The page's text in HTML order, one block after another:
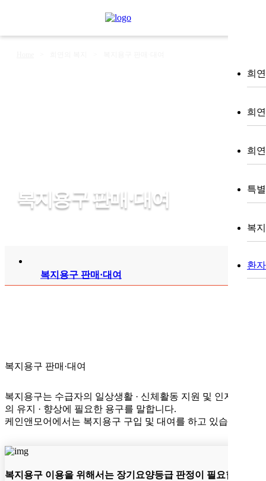
희
희
희
특
복
환
복지용구 판매·대여
복지용구 판매·대여
복지용구 판매·대여
복지용구는 수급자의 일상생활 · 신체활동 지원 및 인지기능
의 유지 · 향상에 필요한 용구를 말합니다.
케인앤모어에서는 복지용구 구입 및 대여를 하고 있습니다.
복지용구 이용을 위해서는 장기요양등급 판정이 필요합니다.